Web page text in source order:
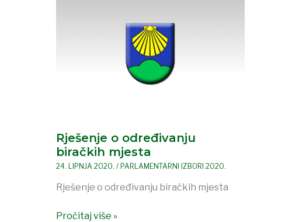
Rješenje o određivanju
biračkih mjesta
24. LIPNJA 2020. / PARLAMENTARNI IZBORI 2020.
Rješenje o određivanju biračkih mjesta
Pročitaj više »